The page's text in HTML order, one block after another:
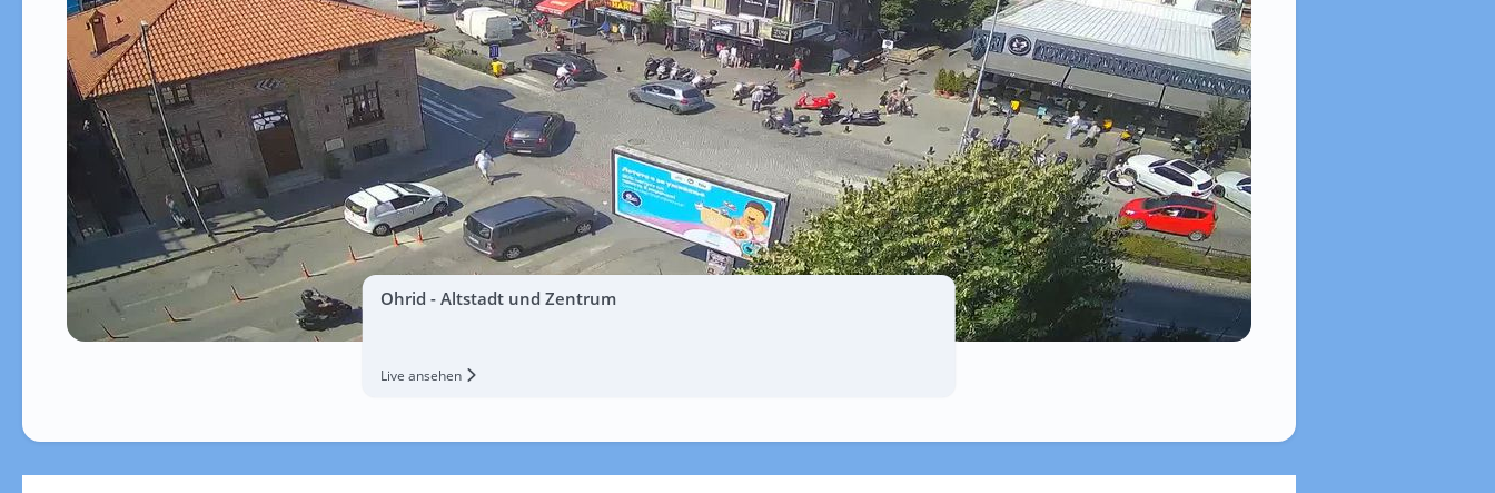
Ohrid - Altstadt und Zentrum
Live ansehen